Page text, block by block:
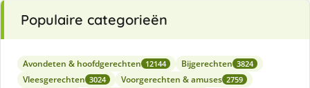
Populaire categorieën
Avondeten & hoofdgerechten 12144 Bijgerechten 3824
Vleesgerechten 3024 Voorgerechten & amuses 2759